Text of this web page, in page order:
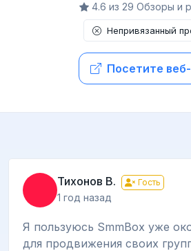
4.6 из 29 Обзоры и
Непривязанный
Посетите
Тихонов В. Гость
1 год назад
Я пользуюсь SmmBox уже
для продвижения своих